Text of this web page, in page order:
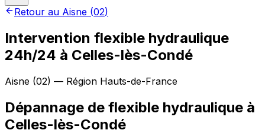
Retour au Aisne (02)
Intervention flexible hydraulique
24h/24 à Celles-lès-Condé
Aisne (02) — Région Hauts-de-France
Dépannage de flexible hydraulique à
Celles-lès-Condé